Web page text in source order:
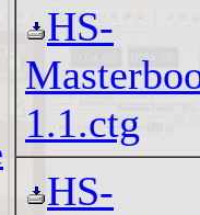
HS-
1.1.ctg
HS-